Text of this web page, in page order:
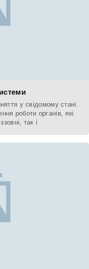
у свідомому стані.
роботи органів, які
так і